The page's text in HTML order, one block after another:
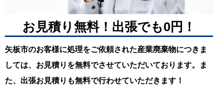
お見積り無料！出張でも0円！
矢板市のお客様に処理をご依頼された産業廃棄物につきま
しては、お見積りを無料でさせていただいております。ま
た、出張お見積りも無料で行わせていただきます！